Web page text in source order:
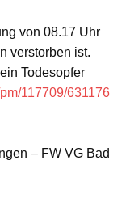
von 08.17 Uhr
verstorben ist.
Todesopfer
117709/631176
– FW VG Bad